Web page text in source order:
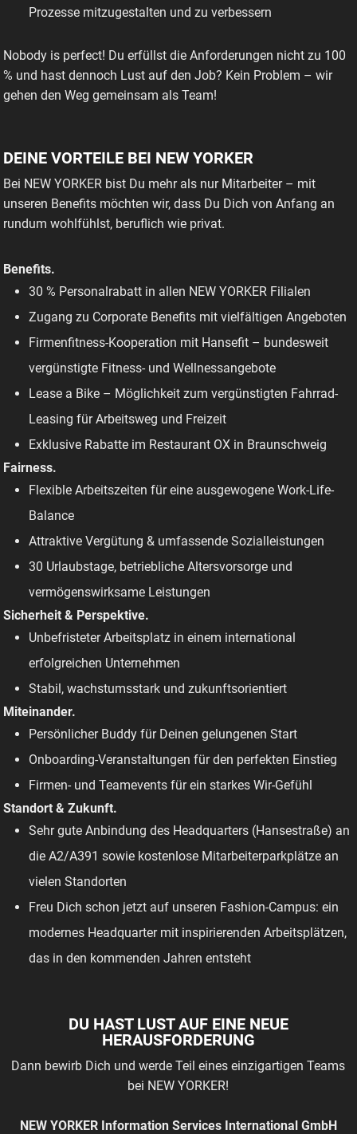
Prozesse mitzugestalten und zu verbessern
Nobody is perfect! Du erfüllst die Anforderungen nicht zu 100
% und hast dennoch Lust auf den Job? Kein Problem – wir
gehen den Weg gemeinsam als Team!
DEINE VORTEILE BEI NEW YORKER
Bei NEW YORKER bist Du mehr als nur Mitarbeiter – mit
unseren Benefits möchten wir, dass Du Dich von Anfang an
rundum wohlfühlst, beruflich wie privat.
Benefits.
30 % Personalrabatt in allen NEW YORKER Filialen
Zugang zu Corporate Benefits mit vielfältigen Angeboten
Firmenfitness-Kooperation mit Hansefit – bundesweit
vergünstigte Fitness- und Wellnessangebote
Lease a Bike – Möglichkeit zum vergünstigten Fahrrad-
Leasing für Arbeitsweg und Freizeit
Exklusive Rabatte im Restaurant OX in Braunschweig
Fairness.
Flexible Arbeitszeiten für eine ausgewogene Work-Life-
Balance
Attraktive Vergütung & umfassende Sozialleistungen
30 Urlaubstage, betriebliche Altersvorsorge und
vermögenswirksame Leistungen
Sicherheit & Perspektive.
Unbefristeter Arbeitsplatz in einem international
erfolgreichen Unternehmen
Stabil, wachstumsstark und zukunftsorientiert
Miteinander.
Persönlicher Buddy für Deinen gelungenen Start
Onboarding-Veranstaltungen für den perfekten Einstieg
Firmen- und Teamevents für ein starkes Wir-Gefühl
Standort & Zukunft.
Sehr gute Anbindung des Headquarters (Hansestraße) an
die A2/A391 sowie kostenlose Mitarbeiterparkplätze an
vielen Standorten
Freu Dich schon jetzt auf unseren Fashion-Campus: ein
modernes Headquarter mit inspirierenden Arbeitsplätzen,
das in den kommenden Jahren entsteht
DU HAST LUST AUF EINE NEUE
HERAUSFORDERUNG
Dann bewirb Dich und werde Teil eines einzigartigen Teams
bei NEW YORKER!
NEW YORKER Information Services International GmbH